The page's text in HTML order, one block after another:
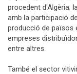
procedent d'Algèria;
amb la participació
producció de països
empreses
entre altres.
També el sector